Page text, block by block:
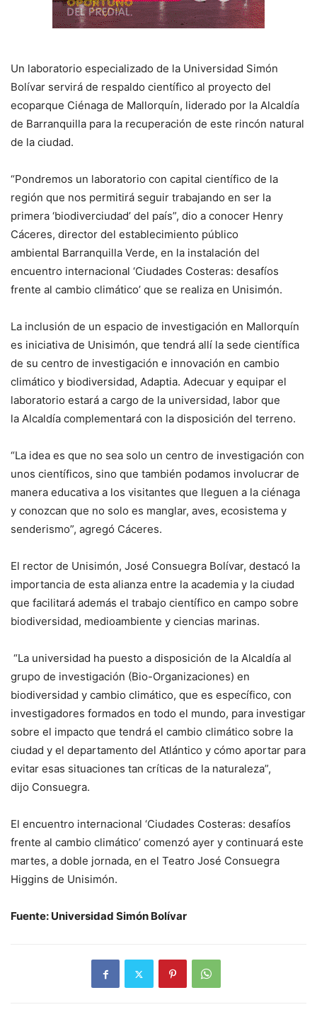
Un laboratorio especializado de la Universidad Simón
Bolívar servirá de respaldo científico al proyecto del
ecoparque Ciénaga de Mallorquín, liderado por la Alcaldía
de Barranquilla para la recuperación de este rincón natural
de la ciudad.
“Pondremos un laboratorio con capital científico de la
región que nos permitirá seguir trabajando en ser la
primera ‘biodiverciudad’ del país”, dio a conocer Henry
Cáceres, director del establecimiento público
ambiental Barranquilla Verde, en la instalación del
encuentro internacional ‘Ciudades Costeras: desafíos
frente al cambio climático’ que se realiza en Unisimón.
La inclusión de un espacio de investigación en Mallorquín
es iniciativa de Unisimón, que tendrá allí la sede científica
de su centro de investigación e innovación en cambio
climático y biodiversidad, Adaptia. Adecuar y equipar el
laboratorio estará a cargo de la universidad, labor que
la Alcaldía complementará con la disposición del terreno.
“La idea es que no sea solo un centro de investigación con
unos científicos, sino que también podamos involucrar de
manera educativa a los visitantes que lleguen a la ciénaga
y conozcan que no solo es manglar, aves, ecosistema y
senderismo”, agregó Cáceres.
El rector de Unisimón, José Consuegra Bolívar, destacó la
importancia de esta alianza entre la academia y la ciudad
que facilitará además el trabajo científico en campo sobre
biodiversidad, medioambiente y ciencias marinas.
“La universidad ha puesto a disposición de la Alcaldía al
grupo de investigación (Bio-Organizaciones) en
biodiversidad y cambio climático, que es específico, con
investigadores formados en todo el mundo, para investigar
sobre el impacto que tendrá el cambio climático sobre la
ciudad y el departamento del Atlántico y cómo aportar para
evitar esas situaciones tan críticas de la naturaleza”,
dijo Consuegra.
El encuentro internacional ‘Ciudades Costeras: desafíos
frente al cambio climático’ comenzó ayer y continuará este
martes, a doble jornada, en el Teatro José Consuegra
Higgins de Unisimón.
Fuente: Universidad Simón Bolívar